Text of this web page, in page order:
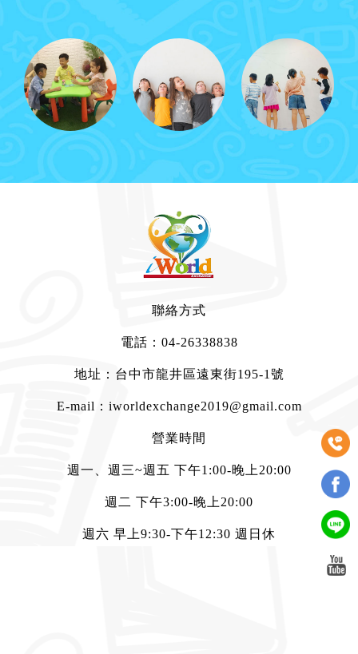
聯絡方式
電話： 04-26338838
地址：台中市龍井區遠東街195-1號
E-mail： iworldexchange2019@gmail.com
營業時間
週一、週三~週五 下午1:00-晚上20:00
週二 下午3:00-晚上20:00
週六 早上9:30-下午12:30 週日休